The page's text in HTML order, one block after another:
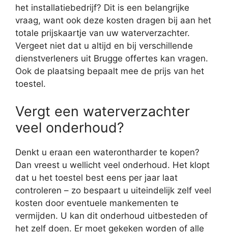
het installatiebedrijf? Dit is een belangrijke
vraag, want ook deze kosten dragen bij aan het
totale prijskaartje van uw waterverzachter.
Vergeet niet dat u altijd en bij verschillende
dienstverleners uit Brugge offertes kan vragen.
Ook de plaatsing bepaalt mee de prijs van het
toestel.
Vergt een waterverzachter
veel onderhoud?
Denkt u eraan een waterontharder te kopen?
Dan vreest u wellicht veel onderhoud. Het klopt
dat u het toestel best eens per jaar laat
controleren – zo bespaart u uiteindelijk zelf veel
kosten door eventuele mankementen te
vermijden. U kan dit onderhoud uitbesteden of
het zelf doen. Er moet gekeken worden of alle